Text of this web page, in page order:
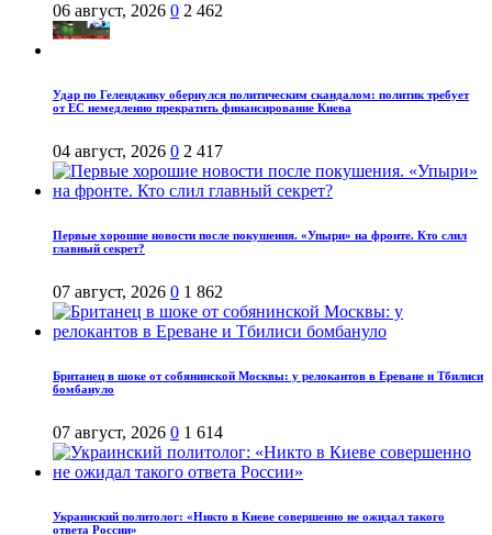
06 август, 2026 0 2 462
Удар по Геленджику обернулся политическим скандалом: политик требует
от ЕС немедленно прекратить финансирование Киева
04 август, 2026 0 2 417
Первые хорошие новости после покушения. «Упыри» на фронте. Кто слил
главный секрет?
07 август, 2026 0 1 862
Британец в шоке от собянинской Москвы: у релокантов в Ереване и Тбилиси
бомбануло
07 август, 2026 0 1 614
Украинский политолог: «Никто в Киеве совершенно не ожидал такого
ответа России»